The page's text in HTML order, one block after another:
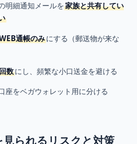
明細通知メールを家族と共有してい
通帳のみにする（郵送物が来な
数にし、頻繁な小口送金を避ける
座をベガウォレット用に分ける
られるリスクと対策